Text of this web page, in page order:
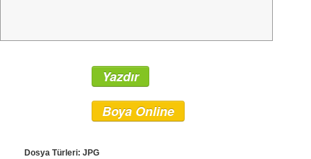
Yazdır
Boya Online
Dosya Türleri: JPG